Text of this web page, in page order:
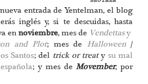
entrada de Yentelman, el blog
inglés y, si te descuidas, hasta
ennoviembre, mes de Vendettasy
and Plot; mes de Halloween /
Santos; del trick or treaty su mal
; y mes deMovember, por